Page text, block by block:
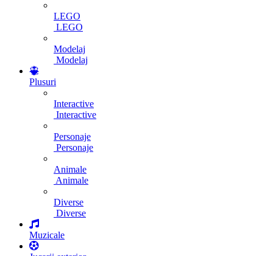
LEGO
LEGO
Modelaj
Modelaj
Plusuri
Interactive
Interactive
Personaje
Personaje
Animale
Animale
Diverse
Diverse
Muzicale